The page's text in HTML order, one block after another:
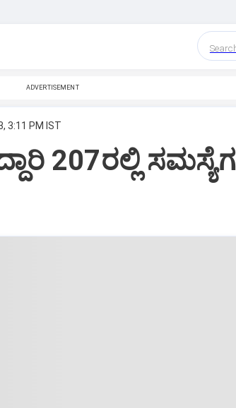
ADVERTISEMENT
3:11 PM IST
207ರಲ್ಲಿ